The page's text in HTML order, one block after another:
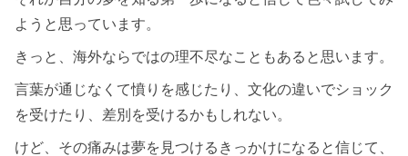
ようと思っています。
きっと、海外ならではの理不尽なこともあると思います。
言葉が通じなくて憤りを感じたり、文化の違いでショック
を受けたり、差別を受けるかもしれない。
けど、その痛みは夢を見つけるきっかけになると信じて、